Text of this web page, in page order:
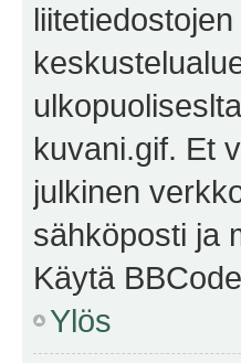
kuvani.gif. Et
julkinen
sähköposti ja
Käytä
Ylös